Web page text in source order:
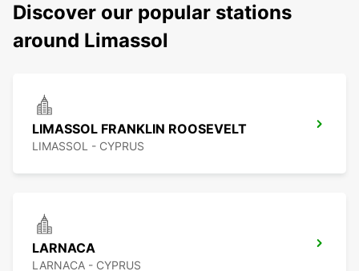
Discover our popular stations
around Limassol
LIMASSOL FRANKLIN ROOSEVELT
LIMASSOL - CYPRUS
LARNACA
LARNACA - CYPRUS